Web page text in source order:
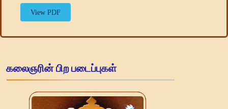
View PDF
கலைஞரின் பிற படைப்புகள்